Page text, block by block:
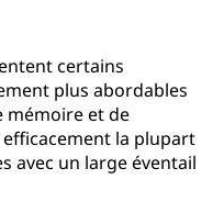
certains
plus abordables
mémoire et de
la plupart
avec un large éventail